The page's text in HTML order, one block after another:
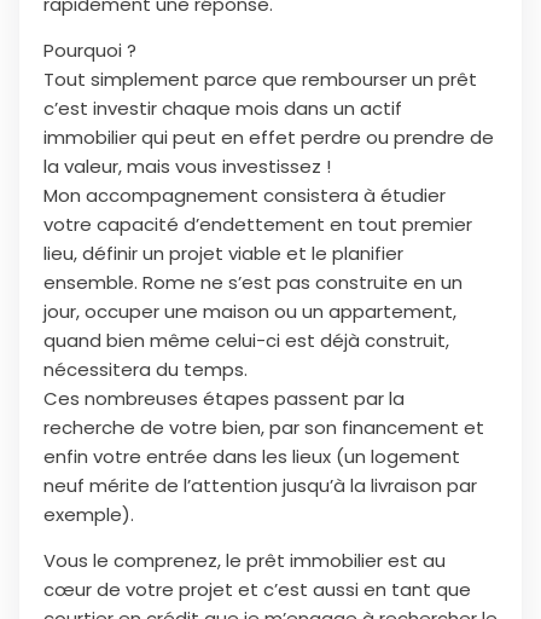
Pourquoi ?
Tout simplement parce que rembourser un prêt
c’est investir chaque mois dans un actif
immobilier qui peut en effet perdre ou prendre de
la valeur, mais vous investissez !
Mon accompagnement consistera à étudier
votre capacité d’endettement en tout premier
lieu, définir un projet viable et le planifier
ensemble. Rome ne s’est pas construite en un
jour, occuper une maison ou un appartement,
quand bien même celui-ci est déjà construit,
nécessitera du temps.
Ces nombreuses étapes passent par la
recherche de votre bien, par son financement et
enfin votre entrée dans les lieux (un logement
neuf mérite de l’attention jusqu’à la livraison par
exemple).
Vous le comprenez, le prêt immobilier est au
cœur de votre projet et c’est aussi en tant que